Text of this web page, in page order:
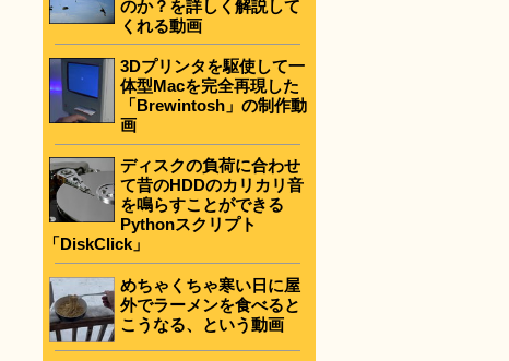
のか？を詳しく解説して
くれる動画
3Dプリンタを駆使して一
体型Macを完全再現した
「Brewintosh」の制作動
画
ディスクの負荷に合わせ
て昔のHDDのカリカリ音
を鳴らすことができる
Pythonスクリプト
「DiskClick」
めちゃくちゃ寒い日に屋
外でラーメンを食べると
こうなる、という動画